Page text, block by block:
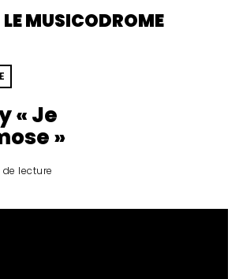
LE MUSICODROME
« Je
»
de lecture